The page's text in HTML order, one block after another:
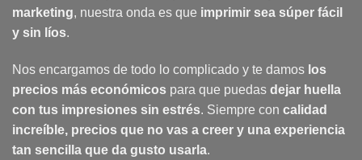
marketing, nuestra onda es que imprimir sea súper fácil
y sin líos.
Nos encargamos de todo lo complicado y te damos los
precios más económicos para que puedas dejar huella
con tus impresiones sin estrés. Siempre con calidad
increíble, precios que no vas a creer y una experiencia
tan sencilla que da gusto usarla.